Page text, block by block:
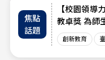
焦點
話題
【校園領導
教卓獎 為師
創新教育
教師
增能
教育部首辦
工
創新教育
趨勢
政策
退而不休，
教育奉獻獎
教師 教育